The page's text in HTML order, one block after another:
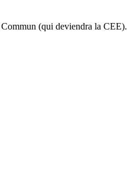
(qui deviendra la CEE).